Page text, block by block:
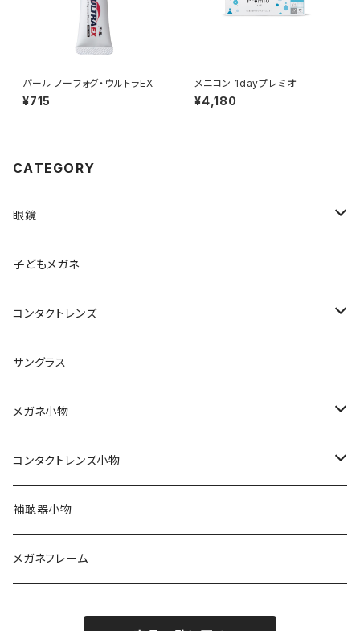
パール ノーフォグ・ウルトラEX
¥715
メニコン 1dayプレミオ
¥4,180
CATEGORY
眼鏡
メンズ
レディース
軽量フレーム
Silhouette（シルエット）
Line Art（ラインアート）
TITANOS（チタノス）
Darwinr（ダーウィン）
子どもメガネ
コンタクトレンズ
定期便
ワンデー
2ウィーク
ハードコンタクト
カラーコンタクト
サングラス
メガネ小物
期間限定！セリートとプレゼント用袋付き
スカッシー
花粉症対策
コンタクトレンズ小物
ハードコンタクトレンズ用
ソフトコンタクトレンズ用
補聴器小物
メガネフレーム